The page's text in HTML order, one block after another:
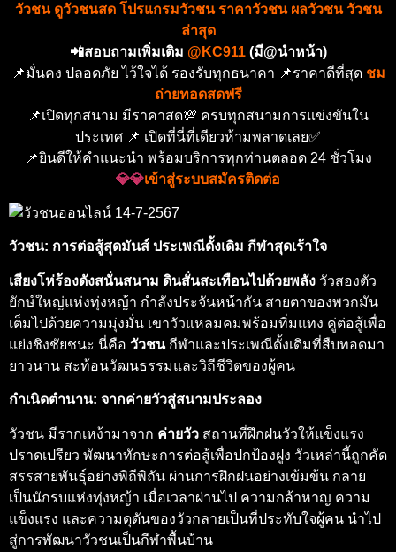
วัวชน ดูวัวชนสด โปรแกรมวัวชน ราคาวัวชน ผลวัวชน วัวชน
ล่าสุด
📲สอบถามเพิ่มเติม @KC911 (มี@นำหน้า)
📌มั่นคง ปลอดภัย ไว้ใจได้ รองรับทุกธนาคา 📌ราคาดีที่สุด ชม
ถ่ายทอดสดฟรี
📌เปิดทุกสนาม มีราคาสด💯 ครบทุกสนามการแข่งขันใน
ประเทศ 📌 เปิดที่นี่ที่เดียวห้ามพลาดเลย✅
📌ยินดีให้คำแนะนำ พร้อมบริการทุกท่านตลอด 24 ชั่วโมง
💎💎เข้าสู่ระบบสมัครติดต่อ
วัวชน: การต่อสู้สุดมันส์ ประเพณีดั้งเดิม กีฬาสุดเร้าใจ
เสียงโห่ร้องดังสนั่นสนาม ดินสั่นสะเทือนไปด้วยพลัง วัวสองตัว
ยักษ์ใหญ่แห่งทุ่งหญ้า กำลังประจันหน้ากัน สายตาของพวกมัน
เต็มไปด้วยความมุ่งมั่น เขาวัวแหลมคมพร้อมทิ่มแทง คู่ต่อสู้เพื่อ
แย่งชิงชัยชนะ นี่คือ วัวชนกีฬาและประเพณีดั้งเดิมที่สืบทอดมา
ยาวนาน สะท้อนวัฒนธรรมและวิถีชีวิตของผู้คน
กำเนิดตำนาน: จากค่ายวัวสู่สนามประลอง
วัวชน มีรากเหง้ามาจาก ค่ายวัว สถานที่ฝึกฝนวัวให้แข็งแรง
ปราดเปรียว พัฒนาทักษะการต่อสู้เพื่อปกป้องฝูง วัวเหล่านี้ถูกคัด
สรรสายพันธุ์อย่างพิถีพิถัน ผ่านการฝึกฝนอย่างเข้มข้น กลาย
เป็นนักรบแห่งทุ่งหญ้า เมื่อเวลาผ่านไป ความกล้าหาญ ความ
แข็งแรง และความดุดันของวัวกลายเป็นที่ประทับใจผู้คน นำไป
สู่การพัฒนาวัวชนเป็นกีฬาพื้นบ้าน